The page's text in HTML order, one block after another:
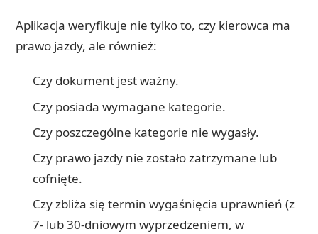
Aplikacja weryfikuje nie tylko to, czy kierowca ma
prawo jazdy, ale również:
Czy dokument jest ważny.
Czy posiada wymagane kategorie.
Czy poszczególne kategorie nie wygasły.
Czy prawo jazdy nie zostało zatrzymane lub
cofnięte.
Czy zbliża się termin wygaśnięcia uprawnień (z
7- lub 30-dniowym wyprzedzeniem, w